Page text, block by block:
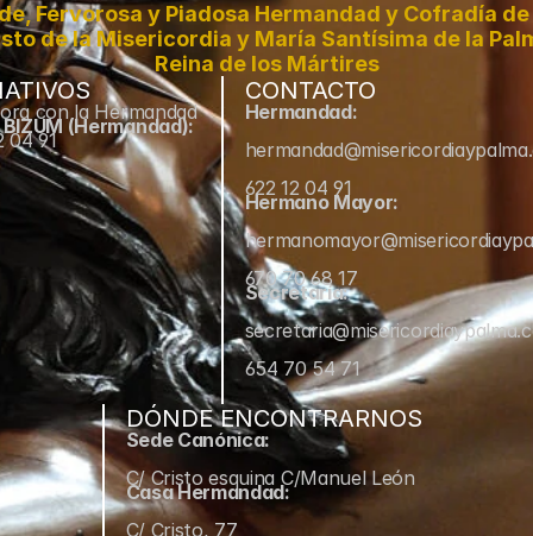
Fervorosa y Piadosa Hermandad y Cofradía
de la Misericordia y María Santísima de la
Reina de los Mártires
con la Hermandad
BIZUM (Hermandad):
04 91
CONTACTO
Hermandad:
622 12 04 91
Hermano Mayor:
670 70 68 17
Secretaría:
654 70 54 71
DÓNDE ENCONTRARNOS
Sede Canónica:
C/ Cristo esquina C/Manuel León
Casa Hermandad:
C/ Cristo, 77